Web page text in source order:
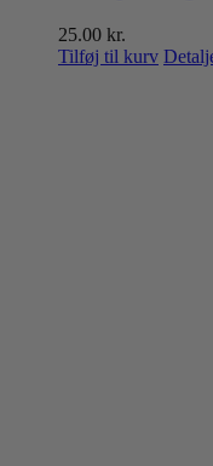
25.00 kr.
Tilføj til kurv